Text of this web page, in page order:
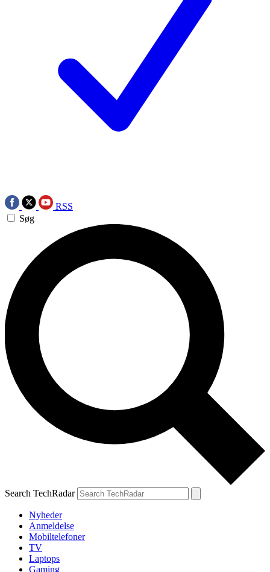
RSS
Søg
Search TechRadar
Nyheder
Anmeldelse
Mobiltelefoner
TV
Laptops
Gaming